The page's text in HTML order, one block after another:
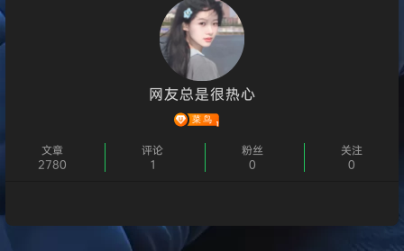
个人主页
网友总是很热心
文章
2780
评论
1
粉丝
0
关注
0